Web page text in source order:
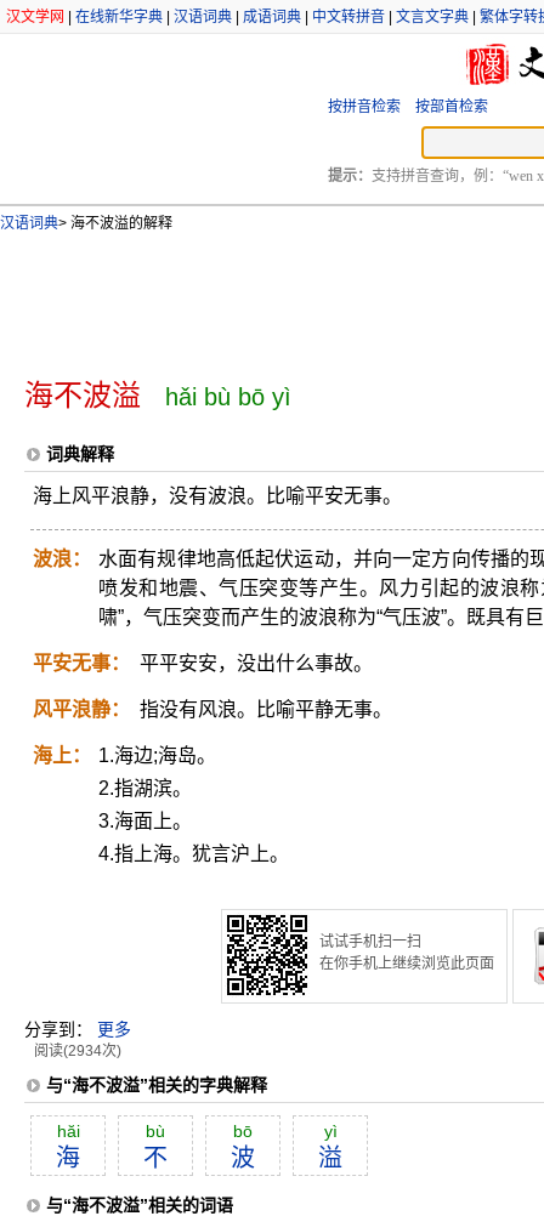
汉文学网 在线新华字典 汉语词典 成语词典 中文转拼音 文言文字典 繁体字转
按拼音检索 按部首检索
提示： 支持拼音查询，例：“wen
汉语词典> 海不波溢的解释
海不波溢 hǎi bù bō yì
词典解释
海上风平浪静，没有波浪。比喻平安无事。
波浪：
水面有规律地高低起伏运动，并向一定方向传播的
喷发和地震、气压突变等产生。风力引起的波浪
啸”，气压突变而产生的波浪称为“气压波”。既具有
平安无事： 平平安安，没出什么事故。
风平浪静： 指没有风浪。比喻平静无事。
海上：
1.海边;海岛。
2.指湖滨。
3.海面上。
4.指上海。犹言沪上。
试试手机扫一扫
在你手机上继续浏览此页面
分享到： 更多
阅读(2934次)
与“海不波溢”相关的字典解释
hăi
海
bù
不
bō
波
yì
溢
与“海不波溢”相关的词语